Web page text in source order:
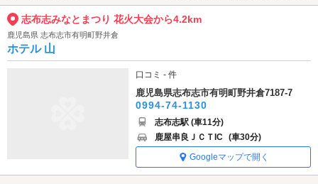
志布志みなとまつり 花火大会から4.2km
鹿児島県 志布志市有明町野井倉
ホテル 山
口コミ - 件
鹿児島県志布志市有明町野井倉7187-7
0994-74-1130
志布志駅 (車11分)
鹿屋串良ＪＣＴIC (車30分)
Googleマップで開く